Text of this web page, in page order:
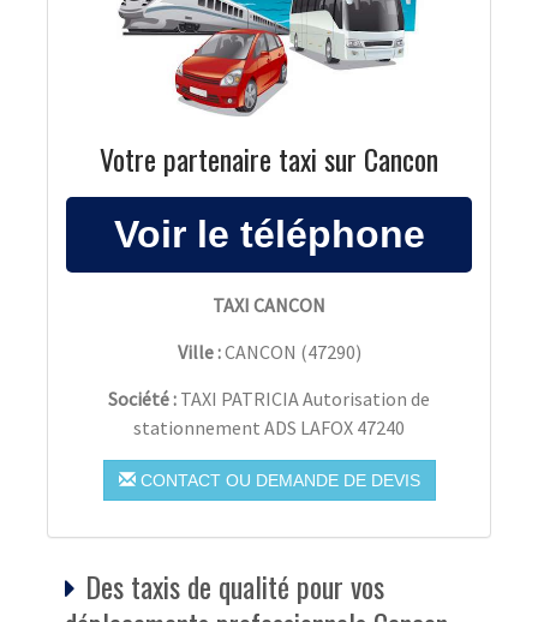
Votre partenaire taxi sur Cancon
TAXI CANCON
Ville :CANCON (47290)
Société : TAXI PATRICIA Autorisation de
stationnement ADS LAFOX 47240
CONTACT OU DEMANDE DE DEVIS
Des taxis de qualité pour vos